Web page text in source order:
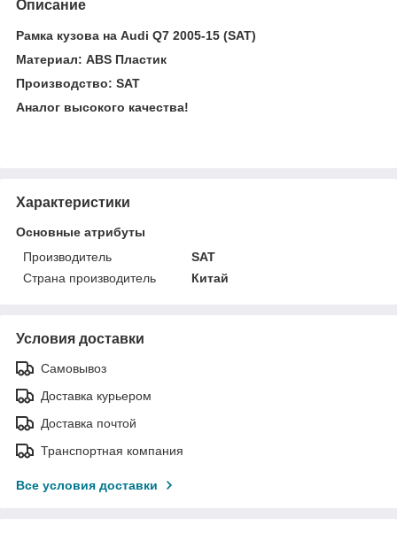
Описание
Рамка кузова на Audi Q7 2005-15 (SAT)
Материал: ABS Пластик
Производство: SAT
Аналог высокого качества!
Характеристики
Основные атрибуты
Производитель
SAT
Страна производитель
Китай
Условия доставки
Самовывоз
Доставка курьером
Доставка почтой
Транспортная компания
Все условия доставки